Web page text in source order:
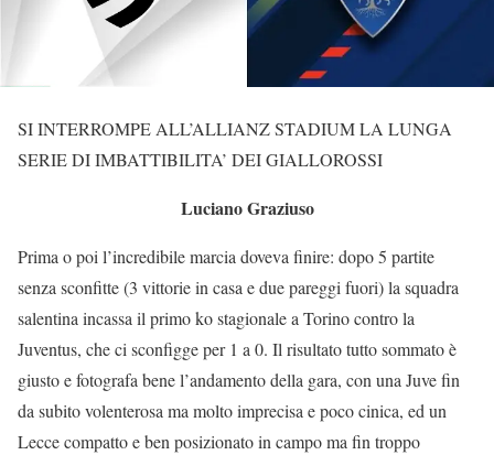
SI INTERROMPE ALL’ALLIANZ STADIUM LA LUNGA
SERIE DI IMBATTIBILITA’ DEI GIALLOROSSI
Luciano Graziuso
Prima o poi l’incredibile marcia doveva finire: dopo 5 partite
senza sconfitte (3 vittorie in casa e due pareggi fuori) la squadra
salentina incassa il primo ko stagionale a Torino contro la
Juventus, che ci sconfigge per 1 a 0. Il risultato tutto sommato è
giusto e fotografa bene l’andamento della gara, con una Juve fin
da subito volenterosa ma molto imprecisa e poco cinica, ed un
Lecce compatto e ben posizionato in campo ma fin troppo